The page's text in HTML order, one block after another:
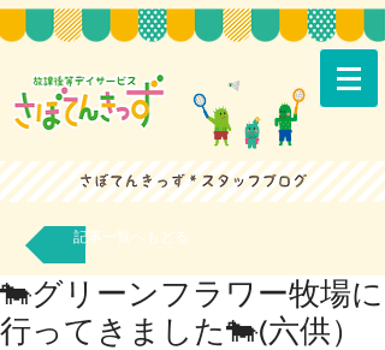
記事一覧へもどる
🐄グリーンフラワー牧場に
行ってきました🐄(六供）